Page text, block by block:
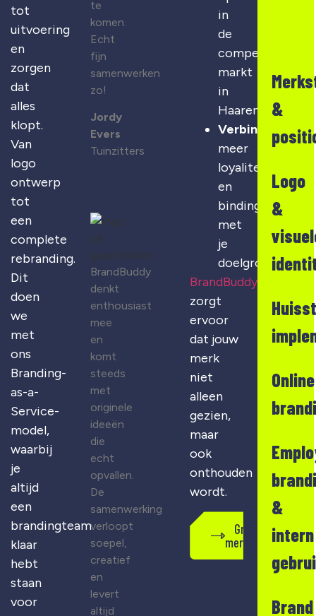
tot
uitvoering
en
zorgen
dat
alles
klopt.
Van
logo
ontwerp
tot
een
complete
rebranding.
Dit
doen
we
met
ons
Branding-
as-a-
Service-
model,
waarbij
je
altijd
een
brandingteam
klaar
hebt
staan
voor
te
komen.
Echt
fijn
samenwerken
zo!
Jordy
Evers
Tuinzitters
BrandBuddy
denkt
enthousiast
mee
en
komt
steeds
met
originele
ideeën
die
echt
opvallen.
De
samenwerking
verloopt
soepel,
creatief
en
levert
altijd
in
de
competitieve
markt
in
Haaren
Verbinding
meer
loyaliteit
en
binding
met
je
doelgroep
BrandBuddy
zorgt
ervoor
dat jouw
merk
niet
alleen
gezien,
maar
ook
onthouden
wordt.
Gratis
merkscan
&
Logo
&
Online
&
intern
Brand